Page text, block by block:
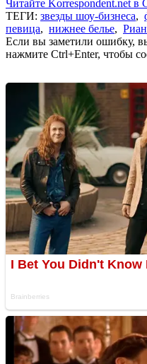
Читайте Korrespondent.net в
ТЕГИ: звезды шоу-бизнеса,
певица, нижнее белье,
Если вы заметили ошибку,
нажмите Ctrl+Enter, чтобы